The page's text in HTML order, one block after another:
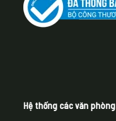
Hệ thống các văn phòng